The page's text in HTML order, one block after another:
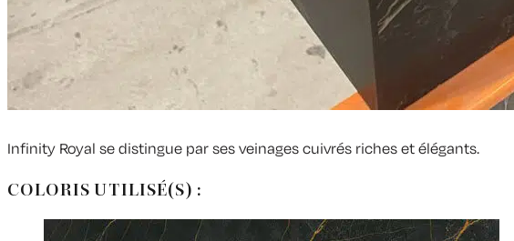
Infinity Royal se distingue par ses veinages cuivrés riches et élégants.
COLORIS UTILISÉ(S) :